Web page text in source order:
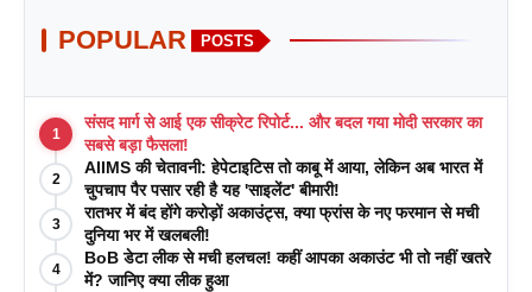
POPULAR POSTS
1
संसद मार्ग से आई एक सीक्रेट रिपोर्ट... और बदल गया मोदी सरकार का
सबसे बड़ा फैसला!
2
AIIMS की चेतावनी: हेपेटाइटिस तो काबू में आया, लेकिन अब भारत में
चुपचाप पैर पसार रही है यह 'साइलेंट' बीमारी!
3
रातभर में बंद होंगे करोड़ों अकाउंट्स, क्या फ्रांस के नए फरमान से मची
दुनिया भर में खलबली!
4
BoB डेटा लीक से मची हलचल! कहीं आपका अकाउंट भी तो नहीं खतरे
में? जानिए क्या लीक हुआ